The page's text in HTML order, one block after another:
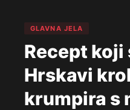
GLAVNA JELA
Recept
Hrskavi
krumpira s